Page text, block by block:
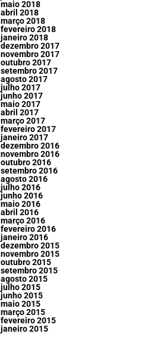
maio 2018
abril 2018
março 2018
fevereiro 2018
janeiro 2018
dezembro 2017
novembro 2017
outubro 2017
setembro 2017
agosto 2017
julho 2017
junho 2017
maio 2017
abril 2017
março 2017
fevereiro 2017
janeiro 2017
dezembro 2016
novembro 2016
outubro 2016
setembro 2016
agosto 2016
julho 2016
junho 2016
maio 2016
abril 2016
março 2016
fevereiro 2016
janeiro 2016
dezembro 2015
novembro 2015
outubro 2015
setembro 2015
agosto 2015
julho 2015
junho 2015
maio 2015
março 2015
fevereiro 2015
janeiro 2015